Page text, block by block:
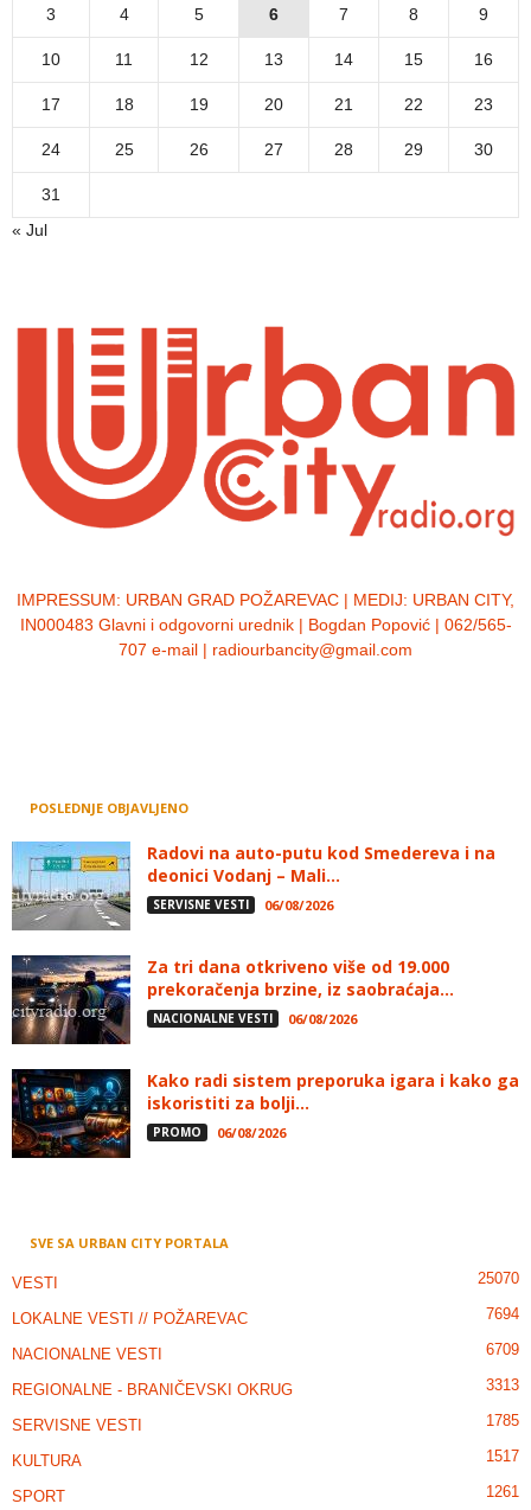
3 4 5 6 7 8 9
10 11 12 13 14 15 16
17 18 19 20 21 22 23
24 25 26 27 28 29 30
31
« Jul
IMPRESSUM: URBAN GRAD POŽAREVAC | MEDIJ: URBAN CITY,
IN000483 Glavni i odgovorni urednik | Bogdan Popović | 062/565-
707 e-mail | radiourbancity@gmail.com
POSLEDNJE OBJAVLJENO
Radovi na auto-putu kod Smedereva i na
deonici Vodanj – Mali...
SERVISNE VESTI 06/08/2026
Za tri dana otkriveno više od 19.000
prekoračenja brzine, iz saobraćaja...
NACIONALNE VESTI 06/08/2026
Kako radi sistem preporuka igara i kako ga
iskoristiti za bolji...
PROMO 06/08/2026
SVE SA URBAN CITY PORTALA
VESTI 25070
LOKALNE VESTI // POŽAREVAC 7694
NACIONALNE VESTI 6709
REGIONALNE - BRANIČEVSKI OKRUG 3313
SERVISNE VESTI 1785
KULTURA 1517
SPORT 1261